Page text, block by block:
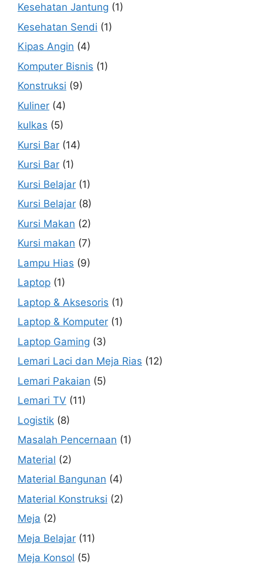
Kesehatan Jantung (1)
Kesehatan Sendi (1)
Kipas Angin (4)
Komputer Bisnis (1)
Konstruksi (9)
Kuliner (4)
kulkas (5)
Kursi Bar (14)
Kursi Bar (1)
Kursi Belajar (1)
Kursi Belajar (8)
Kursi Makan (2)
Kursi makan (7)
Lampu Hias (9)
Laptop (1)
Laptop & Aksesoris (1)
Laptop & Komputer (1)
Laptop Gaming (3)
Lemari Laci dan Meja Rias (12)
Lemari Pakaian (5)
Lemari TV (11)
Logistik (8)
Masalah Pencernaan (1)
Material (2)
Material Bangunan (4)
Material Konstruksi (2)
Meja (2)
Meja Belajar (11)
Meja Konsol (5)